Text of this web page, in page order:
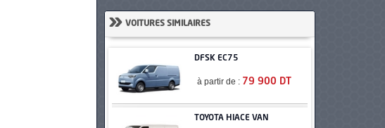
» VOITURES SIMILAIRES
DFSK EC75
à partir de : 79 900 DT
TOYOTA HIACE VAN